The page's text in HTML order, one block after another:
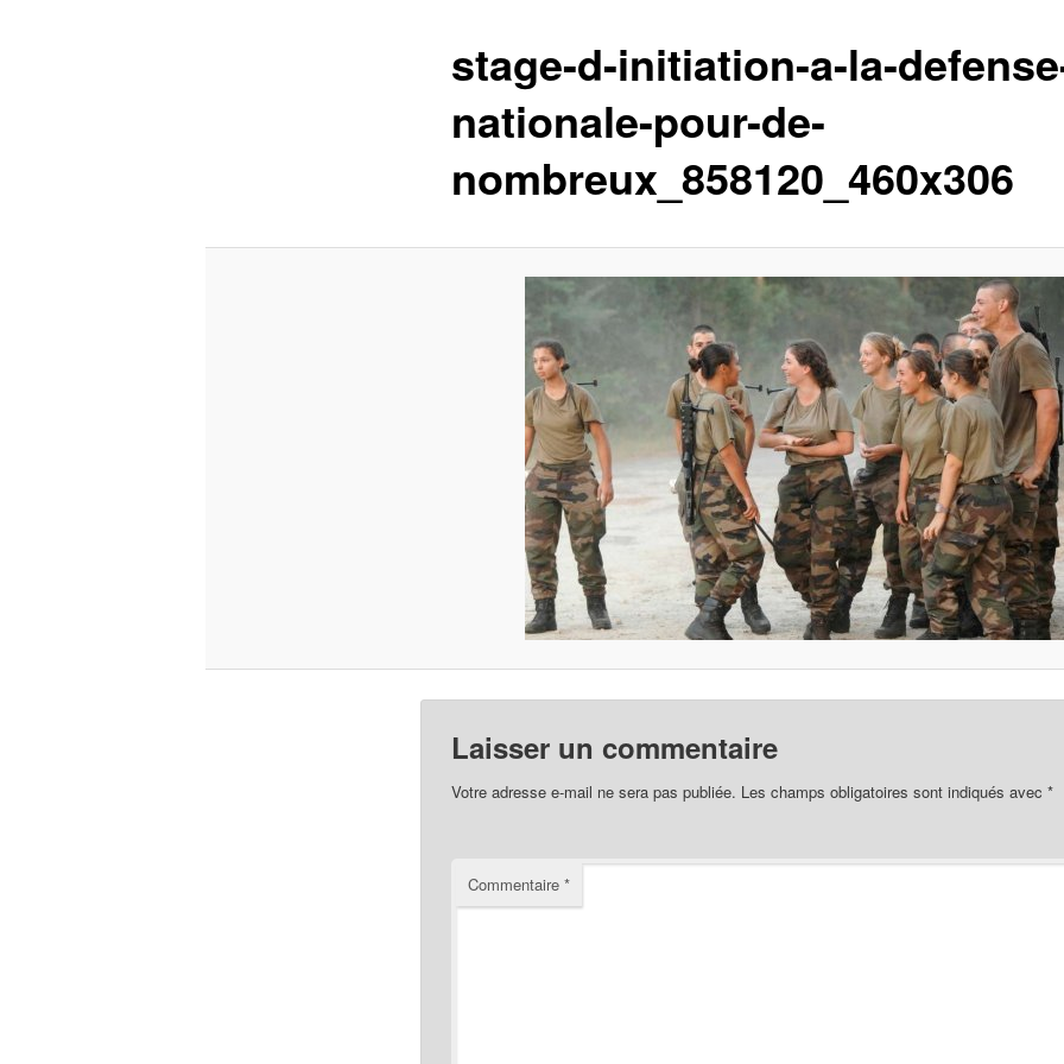
stage-d-initiation-a-la-
nationale-pour-de-
nombreux_858120_460x306
Laisser un commentaire
Votre adresse e-mail ne sera pas publiée. Les champs obligatoires sont indiqués avec *
Commentaire *